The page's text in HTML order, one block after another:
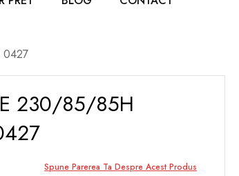
0427
230/85/85H
Spune Parerea Ta Despre Acest Produs